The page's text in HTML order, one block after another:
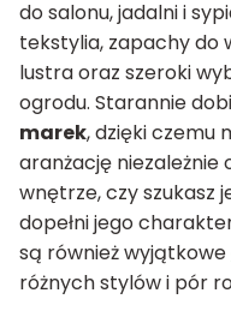
do salonu, jadalni i
tekstylia, zapachy do
lustra oraz szeroki
ogrodu. Starannie
marek, dzięki czemu
aranżację niezależnie
wnętrze, czy szukasz
dopełni jego
są również wyjątkowe
różnych stylów i pór